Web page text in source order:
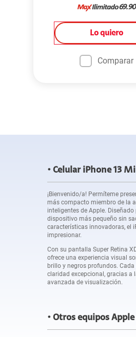
69.90
Lo quiero
Comparar
Celular iPhone 13
¡Bienvenido/a! Permíteme
más compacto miembro de la
inteligentes de Apple.
dispositivo más pequeño sin
características innovadoras, el
impresionar.
Con su pantalla Super Retina
ofrece una experiencia visual
brillo y negros profundos.
claridad excepcional, gracias a
avanzada de visualización.
Otros equipos